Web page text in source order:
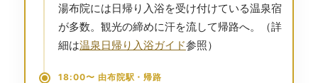
湯布院には日帰り入浴を受け付けている温泉宿
が多数。観光の締めに汗を流して帰路へ。（詳
細は温泉日帰り入浴ガイド参照）
18:00〜 由布院駅・帰路